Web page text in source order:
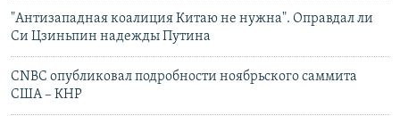
"Антизападная коалиция Китаю не нужна". Оправдал ли
Си Цзиньпин надежды Путина
CNBC опубликовал подробности ноябрьского саммита
США – КНР